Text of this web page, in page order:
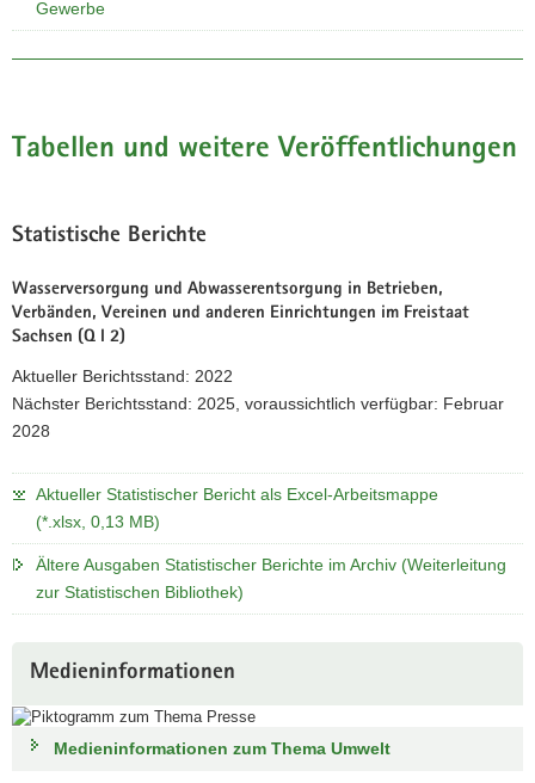
Gewerbe
Tabellen und weitere Veröffentlichungen
Statistische Berichte
Wasserversorgung und Abwasserentsorgung in Betrieben,
Verbänden, Vereinen und anderen Einrichtungen im Freistaat
Sachsen (Q I 2)
Aktueller Berichtsstand: 2022
Nächster Berichtsstand: 2025, voraussichtlich verfügbar: Februar
2028
Aktueller Statistischer Bericht als Excel-Arbeitsmappe
(*.xlsx, 0,13 MB)
Ältere Ausgaben Statistischer Berichte im Archiv (Weiterleitung
zur Statistischen Bibliothek)
Medieninformationen
Medieninformationen zum Thema Umwelt